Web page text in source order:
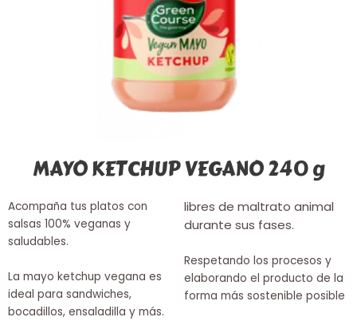
MAYO KETCHUP VEGANO 240 g
Acompaña tus platos con
salsas 100% veganas y
saludables.
La mayo ketchup vegana es
ideal para sandwiches,
bocadillos, ensaladilla y más.
libres de maltrato animal
durante sus fases.
Respetando los procesos y
elaborando el producto de la
forma más sostenible posible